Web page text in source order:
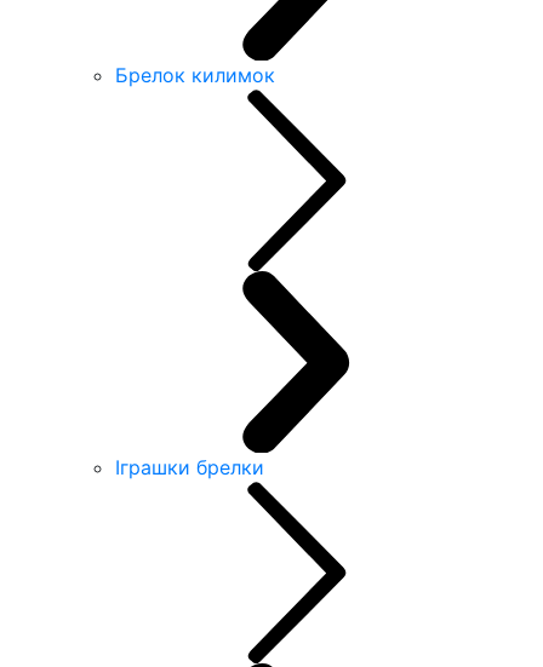
Брелок килимок
Іграшки брелки